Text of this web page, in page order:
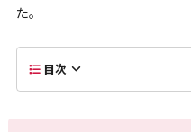
た。
目次